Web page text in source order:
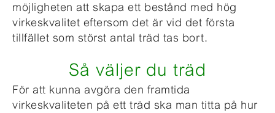
möjligheten att skapa ett bestånd med hög
virkeskvalitet eftersom det är vid det första
tillfället som störst antal träd tas bort.
Så väljer du träd
För att kunna avgöra den framtida
virkeskvaliteten på ett träd ska man titta på hur